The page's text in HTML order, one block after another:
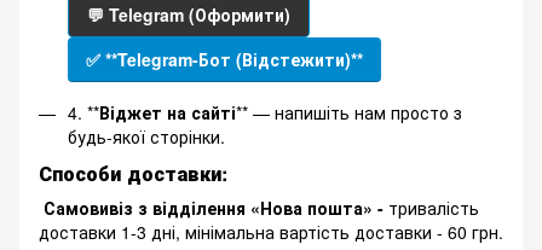
💬 Telegram (Оформити)
✅ **Telegram-Бот (Відстежити)**
4. **Віджет на сайті** — напишіть нам просто з
будь-якої сторінки.
Способи доставки:
Самовивіз з відділення «Нова пошта» - тривалість
доставки 1-3 дні, мінімальна вартість доставки - 60 грн.